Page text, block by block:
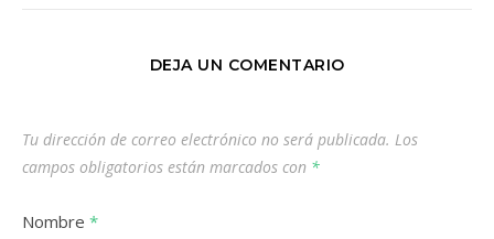
DEJA UN COMENTARIO
Tu dirección de correo electrónico no será publicada. Los
campos obligatorios están marcados con *
Nombre *